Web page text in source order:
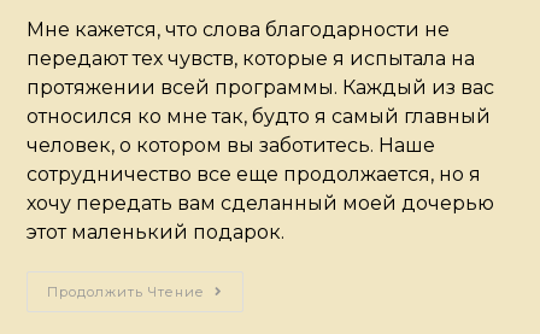
Мне кажется, что слова благодарности не
передают тех чувств, которые я испытала на
протяжении всей программы. Каждый из вас
относился ко мне так, будто я самый главный
человек, о котором вы заботитесь. Наше
сотрудничество все еще продолжается, но я
хочу передать вам сделанный моей дочерью
этот маленький подарок.
Продолжить Чтение